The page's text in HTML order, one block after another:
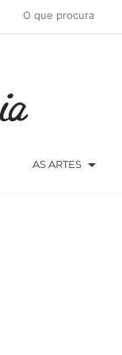
AS ARTES arrow_drop_down